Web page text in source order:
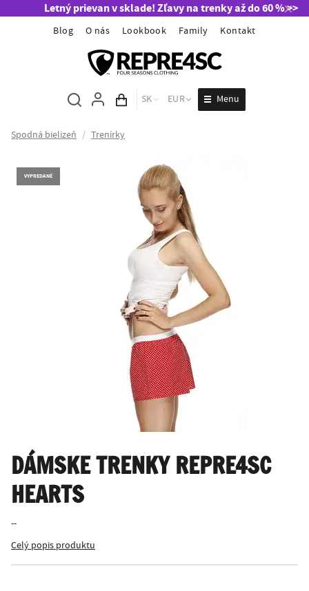
Letný prievan v sklade! Zľavy na trenky až do 60 % >>
Blog O nás Lookbook Family Kontakt
Obsah košíka
SK EUR Menu
Spodná bielizeň / Trenírky
VYPREDANÉ
DÁMSKE TRENKY REPRE4SC
HEARTS
--
Celý popis produktu